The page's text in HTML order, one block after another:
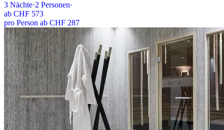
3 Nächte·2 Personen·
ab CHF 573
pro Person ab CHF 287